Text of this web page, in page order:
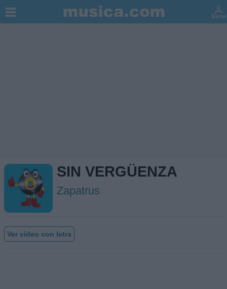
SIN VERGÜENZA
Zapatrus
Ver vídeo con letra